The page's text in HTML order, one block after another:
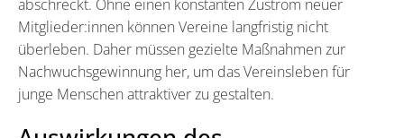
abschreckt. Ohne einen konstanten Zustrom neuer
Mitglieder:innen können Vereine langfristig nicht
überleben. Daher müssen gezielte Maßnahmen zur
Nachwuchsgewinnung her, um das Vereinsleben für
junge Menschen attraktiver zu gestalten.